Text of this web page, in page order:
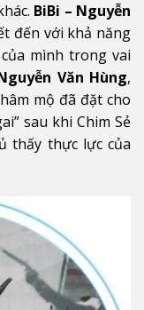
BiBi – Nguyễn
đến với khả năng
mình trong vai
Văn Hùng,
mộ đã đặt cho
sau khi Chim Sẻ
thấy thực lực của